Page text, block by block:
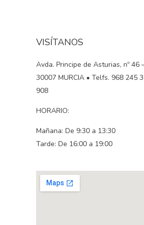
VISÍTANOS
Avda. Principe de Asturias, nº 46
30007 MURCIA • Telfs. 968 245
908
HORARIO:
Mañana: De 9:30 a 13:30
Tarde: De 16:00 a 19:00